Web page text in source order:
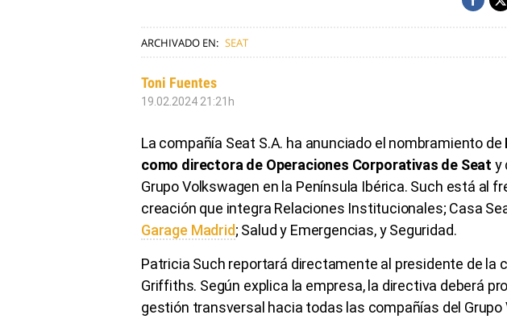
ARCHIVADO EN: SEAT
Toni Fuentes
19.02.2024 21:21h
La compañía Seat S.A. ha anunciado el nombramiento de
como directora de Operaciones Corporativas de Seat y
Grupo Volkswagen en la Península Ibérica. Such está al
creación que integra Relaciones Institucionales; Casa
Garage Madrid; Salud y Emergencias, y Seguridad.
Patricia Such reportará directamente al presidente de la
Griffiths. Según explica la empresa, la directiva deberá
gestión transversal hacia todas las compañías del Grupo